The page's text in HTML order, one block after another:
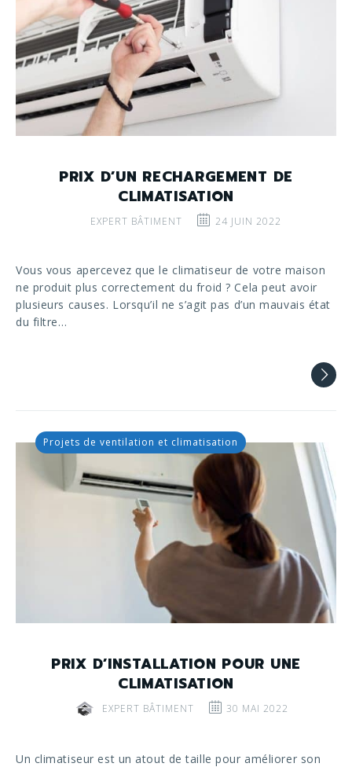
PRIX D’UN RECHARGEMENT DE
CLIMATISATION
EXPERT BÂTIMENT 24 JUIN 2022
Vous vous apercevez que le climatiseur de votre maison
ne produit plus correctement du froid ? Cela peut avoir
plusieurs causes. Lorsqu’il ne s’agit pas d’un mauvais état
du filtre…
PRIX D’INSTALLATION POUR UNE
CLIMATISATION
EXPERT BÂTIMENT 30 MAI 2022
Projets de ventilation et climatisation
Un climatiseur est un atout de taille pour améliorer son